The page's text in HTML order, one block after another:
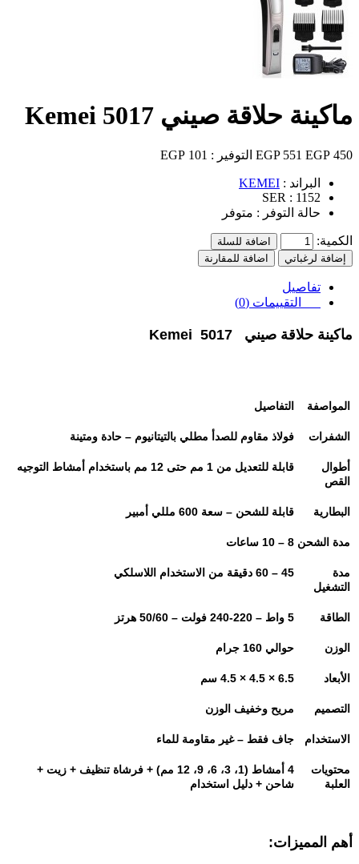
ماكينة حلاقة صيني Kemei 5017
450 EGP
551 EGP التوفير : 101 EGP
البراند : KEMEI
SER : 1152
حالة التوفر : متوفر
الكمية:
اضافة للسلة
إضافة لرغباتي
اضافة للمقارنة
تفاصيل
التقييمات (0)
ماكينة حلاقة صيني Kemei 5017
المواصفة التفاصيل
الشفرات فولاذ مقاوم للصدأ مطلي بالتيتانيوم – حادة ومتينة
أطوال
القص
قابلة للتعديل من 1 مم حتى 12 مم باستخدام أمشاط التوجيه
البطارية قابلة للشحن – سعة 600 مللي أمبير
مدة الشحن 8 – 10 ساعات
مدة
التشغيل
45 – 60 دقيقة من الاستخدام اللاسلكي
الطاقة 5 واط – 220-240 فولت – 50/60 هرتز
الوزن حوالي 160 جرام
الأبعاد 6.5 × 4.5 × 4.5 سم
التصميم مريح وخفيف الوزن
الاستخدام جاف فقط – غير مقاومة للماء
محتويات
العلبة
4
أمشاط (1، 3، 6، 9، 12 مم) + فرشاة تنظيف + زيت +
شاحن + دليل استخدام
أهم المميزات: